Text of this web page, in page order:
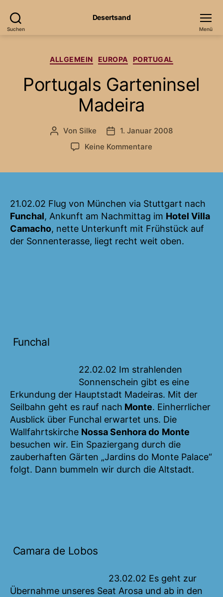
Suchen
Desertsand
Menü
Kategorien
ALLGEMEIN EUROPA PORTUGAL
Portugals Garteninsel
Madeira
Beitragsautor
Von Silke Veröffentlichungsdatum
1. Januar 2008
Keine Kommentare
21.02.02 Flug von München via Stuttgart nach
Funchal, Ankunft am Nachmittag im Hotel Villa
Camacho, nette Unterkunft mit Frühstück auf
der Sonnenterasse, liegt recht weit oben.
Funchal
22.02.02 Im strahlenden
Sonnenschein gibt es eine
Erkundung der Hauptstadt Madeiras. Mit der
Seilbahn geht es rauf nach Monte. Einherrlicher
Ausblick über Funchal erwartet uns. Die
Wallfahrtskirche Nossa Senhora do Monte
besuchen wir. Ein Spaziergang durch die
zauberhaften Gärten „Jardins do Monte Palace“
folgt. Dann bummeln wir durch die Altstadt.
Camara de Lobos
23.02.02 Es geht zur
Übernahme unseres Seat Arosa und ab in den